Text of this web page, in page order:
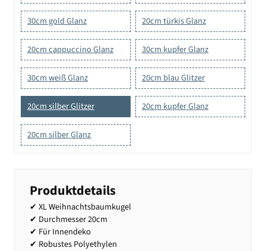
30cm gold Glanz 20cm türkis Glanz
20cm cappuccino Glanz 30cm kupfer Glanz
30cm weiß Glanz 20cm blau Glitzer
20cm silber Glitzer 20cm kupfer Glanz
20cm silber Glanz
Produktdetails
✔ XL Weihnachtsbaumkugel
✔ Durchmesser 20cm
✔ Für Innendeko
✔ Robustes Polyethylen